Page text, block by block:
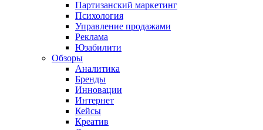
Партизанский маркетинг
Психология
Управление продажами
Реклама
Юзабилити
Обзоры
Аналитика
Бренды
Инновации
Интернет
Кейсы
Креатив